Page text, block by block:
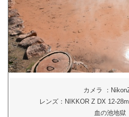
カメラ ：
レンズ：NIKKOR Z DX 12-
血の池地獄